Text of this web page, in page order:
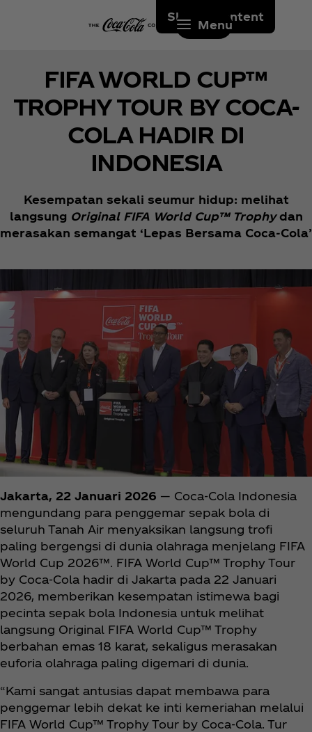
Skip to content
Menu
FIFA WORLD CUP™
TROPHY TOUR BY COCA-
COLA HADIR DI
INDONESIA
Kesempatan sekali seumur hidup: melihat
langsung Original FIFA World Cup™ Trophydan
merasakan semangat ‘Lepas Bersama Coca‑Cola’
Jakarta, 22 Januari 2026 — Coca‑Cola Indonesia
mengundang para penggemar sepak bola di
seluruh Tanah Air menyaksikan langsung trofi
paling bergengsi di dunia olahraga menjelang FIFA
World Cup 2026™. FIFA World Cup™ Trophy Tour
by Coca‑Cola hadir di Jakarta pada 22 Januari
2026, memberikan kesempatan istimewa bagi
pecinta sepak bola Indonesia untuk melihat
langsung Original FIFA World Cup™ Trophy
berbahan emas 18 karat, sekaligus merasakan
euforia olahraga paling digemari di dunia.
“Kami sangat antusias dapat membawa para
penggemar lebih dekat ke inti kemeriahan melalui
FIFA World Cup™ Trophy Tour by Coca‑Cola. Tur